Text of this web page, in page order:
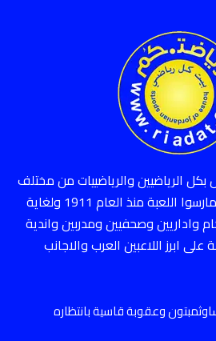
الرياضيين والرياضييات من مختلف
الاعمار والألعاب ممن مارسوا اللعبة منذ العام 1911 ولغاية
واداريين وصحفيين ومدربين واندية
على ابرز اللاعبين العرب والاجانب
وعقوبة قاسية بانتظاره